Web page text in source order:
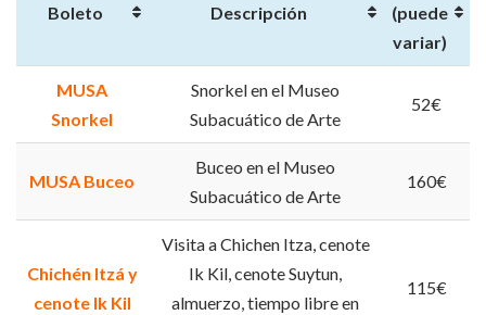
Boleto Descripción
(puede
variar)
MUSA
Snorkel
Snorkel en el Museo
Subacuático de Arte
52€
MUSA Buceo
Buceo en el Museo
Subacuático de Arte
160€
Chichén Itzá y
cenote Ik Kil
Visita a Chichen Itza, cenote
Ik Kil, cenote Suytun,
almuerzo, tiempo libre en
115€